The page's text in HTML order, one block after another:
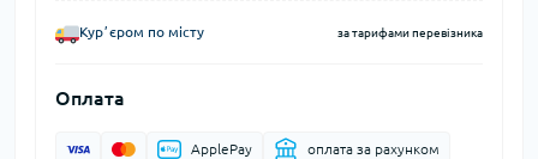
Курʼєром по місту за тарифами перевізника
Оплата
ApplePay оплата за рахунком